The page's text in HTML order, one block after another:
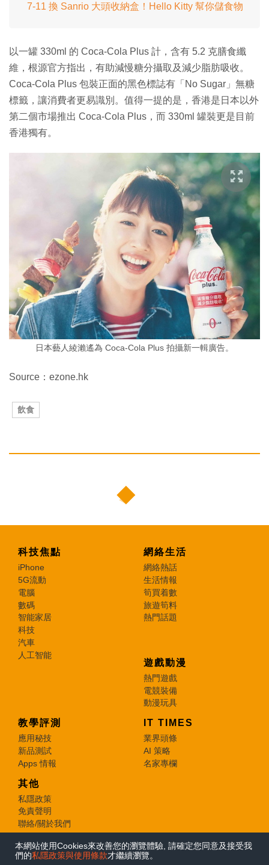
本網站使用Cookies來改善您的瀏覽體驗, 請確定您同意及接受我
們的私隱政策與使用條款才繼續瀏覽。
7-11 換 Sanrio 大頭收納盒！Hello Kitty 幫你儲食物
以一罐 330ml 的 Coca-Cola Plus 計，含有 5.2 克膳食纖
維，根源官方指出，有助減慢糖分攝取及減少脂肪吸收。
Coca-Cola Plus 包裝正面的黑色標誌有「No Sugar」無糖
標籤，讓消費者更易識別。值得一提的是，香港是日本以外
第二個市場推出 Coca-Cola Plus，而 330ml 罐裝更是目前
香港獨有。
日本藝人綾瀨遙為 Coca-Cola Plus 拍攝新一輯廣告。
Source：ezone.hk
飲食
科技焦點
iPhone
5G流動
電腦
數碼
智能家居
科技
汽車
人工智能
網絡生活
網絡熱話
生活情報
筍買着數
旅遊筍料
熱門話題
遊戲動漫
熱門遊戲
電競裝備
動漫玩具
教學評測
應用秘技
新品測試
Apps 情報
IT TIMES
業界頭條
AI 策略
名家專欄
其他
私隱政策
免責聲明
聯絡/關於我們
© 2026 e-zone. All Rights Reserved.